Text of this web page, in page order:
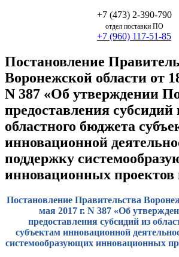
+7 (473) 2-390-790
отдел поставки ПО
+7 (960) 117-51-85
Постановление
Воронежской области от
N 387 «Об утверждении
предоставления субсидий
областного бюджета
инновационной
поддержку
инновационных проектов
Постановление Правительства
мая 2017 г. N 387 «Об
предоставления субсидий из
субъектам инновационной
системообразующих инновационных